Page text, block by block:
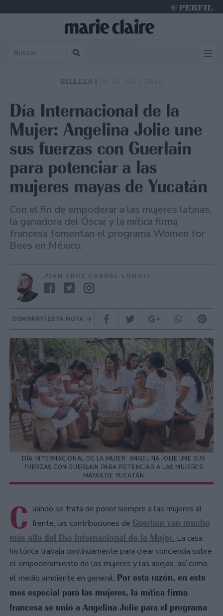
BELLEZA |
Día Internacional de la
Mujer: Angelina Jolie une
sus fuerzas con Guerlain
para potenciar a las
mujeres mayas de Yucatán
Con el fin de empoderar a las mujeres latinas,
la ganadora del Óscar y la mítica firma
francesa fomentan el programa Women for
Bees en México.
JUAN CRUZ CABRAL LODOLI
COMPARTÍ ESTA NOTA
DÍA INTERNACIONAL DE LA MUJER: ANGELINA JOLIE UNE SUS
FUERZAS CON GUERLAIN PARA POTENCIAR A LAS MUJERES
MAYAS DE YUCATÁN
C uando se trata de poner siempre a las mujeres al
frente, las contribuciones de Guerlain van mucho
más allá del Día Internacional de la Mujer. La casa
histórica trabaja continuamente para crear conciencia sobre
el empoderamiento de las mujeres y las abejas, así como
el medio ambiente en general. Por esta razón, en este
mes especial para las mujeres, la mítica firma
francesa se unió a Angelina Jolie para el programa